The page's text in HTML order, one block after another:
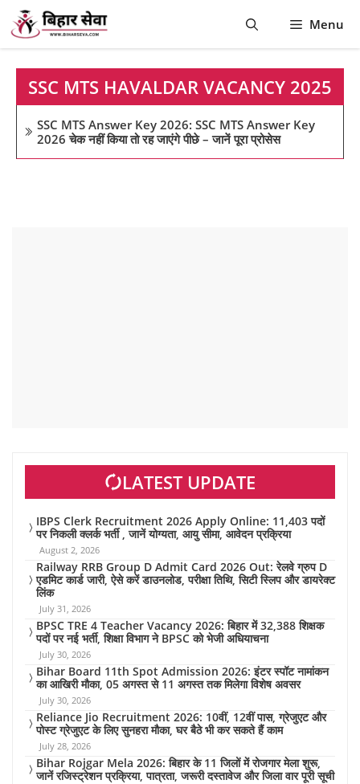
Skip
content
Menu
SSC MTS HAVALDAR VACANCY 2025
SSC MTS Answer Key 2026: SSC MTS Answer Key
2026 चेक नहीं किया तो रह जाएंगे पीछे – जानें पूरा प्रोसेस
LATEST UPDATE
IBPS Clerk Recruitment 2026 Apply Online: 11,403 पदों
पर निकली क्लर्क भर्ती , जानें योग्यता, आयु सीमा, आवेदन प्रक्रिया
August 2, 2026
Railway RRB Group D Admit Card 2026 Out: रेलवे ग्रुप D
एडमिट कार्ड जारी, ऐसे करें डाउनलोड, परीक्षा तिथि, सिटी स्लिप और डायरेक्ट
लिंक
July 31, 2026
BPSC TRE 4 Teacher Vacancy 2026: बिहार में 32,388 शिक्षक
पदों पर नई भर्ती, शिक्षा विभाग ने BPSC को भेजी अधियाचना
July 30, 2026
Bihar Board 11th Spot Admission 2026: इंटर स्पॉट नामांकन
का आखिरी मौका, 05 अगस्त से 11 अगस्त तक मिलेगा विशेष अवसर
July 30, 2026
Reliance Jio Recruitment 2026: 10वीं, 12वीं पास, ग्रेजुएट और
पोस्ट ग्रेजुएट के लिए सुनहरा मौका, घर बैठे भी कर सकते हैं काम
July 28, 2026
Bihar Rojgar Mela 2026: बिहार के 11 जिलों में रोजगार मेला शुरू,
जानें रजिस्ट्रेशन प्रक्रिया, पात्रता, जरूरी दस्तावेज और जिला वार पूरी सूची